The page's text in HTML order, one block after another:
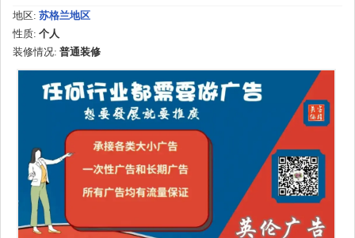
地区: 苏格兰地区
性质: 个人
装修情况: 普通装修